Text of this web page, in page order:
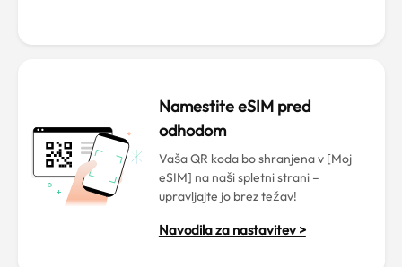
Namestite eSIM pred
odhodom
Vaša QR koda bo shranjena v [Moj
eSIM] na naši spletni strani –
upravljajte jo brez težav!
Navodila za nastavitev >